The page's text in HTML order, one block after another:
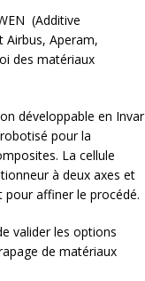
(Additive
Aperam,
des matériaux
développable en Invar
pour la
La cellule
à deux axes et
affiner le procédé.
valider les options
de matériaux